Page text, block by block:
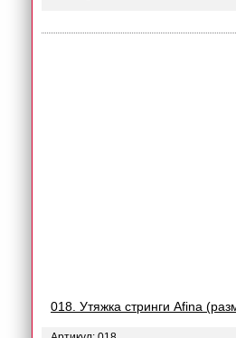
018. Утяжка стринги Afina